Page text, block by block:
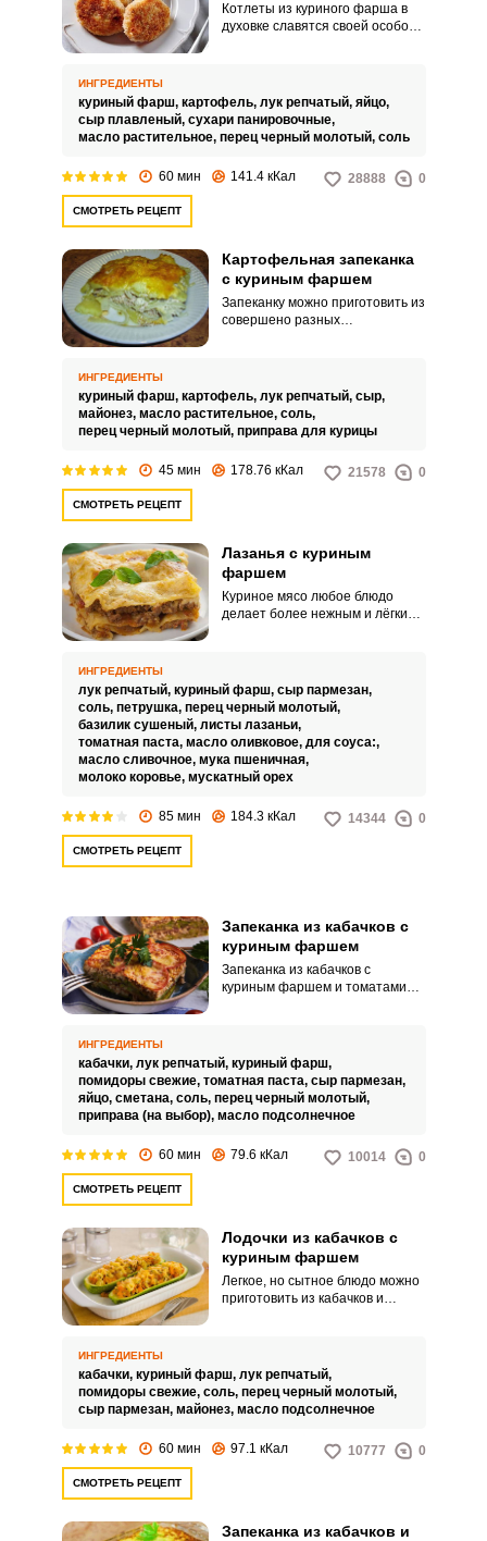
Котлеты из куриного фарша в
духовке славятся своей особой
поэтому многие диетологи
относят это мясное блюдо к
числу низкокалорийных и
советуют его своим пациентам.
ИНГРЕДИЕНТЫ
куриный фарш, картофель, лук репчатый, яйцо,
сыр плавленый, сухари панировочные,
масло растительное, перец черный молотый, соль
60 мин 141.4 кКал 28888 0
СМОТРЕТЬ РЕЦЕПТ
Картофельная запеканка
с куриным фаршем
Запеканку можно приготовить из
совершено разных
Продукты для нее почти всегда
под рукой, а значит этот рецепт
особенно пригодится, когда
нужно что-нибудь быстренько
ИНГРЕДИЕНТЫ
куриный фарш, картофель, лук репчатый, сыр,
майонез, масло растительное, соль,
перец черный молотый, приправа для курицы
45 мин 178.76 кКал 21578 0
СМОТРЕТЬ РЕЦЕПТ
Лазанья с куриным
фаршем
Куриное мясо любое блюдо
делает более нежным и лёгким.
можно приготовить на большой
званый ужин.
ИНГРЕДИЕНТЫ
лук репчатый, куриный фарш, сыр пармезан,
соль, петрушка, перец черный молотый,
базилик сушеный, листы лазаньи,
томатная паста, масло оливковое, для соуса:,
масло сливочное, мука пшеничная,
молоко коровье, мускатный орех
85 мин 184.3 кКал 14344 0
СМОТРЕТЬ РЕЦЕПТ
Запеканка из кабачков с
куриным фаршем
Запеканка из кабачков с
куриным фаршем и томатами
порционные куски и дать мужу
на работу или ребенку в школу
на перекус.
ИНГРЕДИЕНТЫ
кабачки, лук репчатый, куриный фарш,
помидоры свежие, томатная паста, сыр пармезан,
яйцо, сметана, соль, перец черный молотый,
приправа (на выбор), масло подсолнечное
60 мин 79.6 кКал 10014 0
СМОТРЕТЬ РЕЦЕПТ
Лодочки из кабачков с
куриным фаршем
Легкое, но сытное блюдо можно
приготовить из кабачков и
будет очень вкусным.
ИНГРЕДИЕНТЫ
кабачки, куриный фарш, лук репчатый,
помидоры свежие, соль, перец черный молотый,
сыр пармезан, майонез, масло подсолнечное
60 мин 97.1 кКал 10777 0
СМОТРЕТЬ РЕЦЕПТ
Запеканка из кабачков и